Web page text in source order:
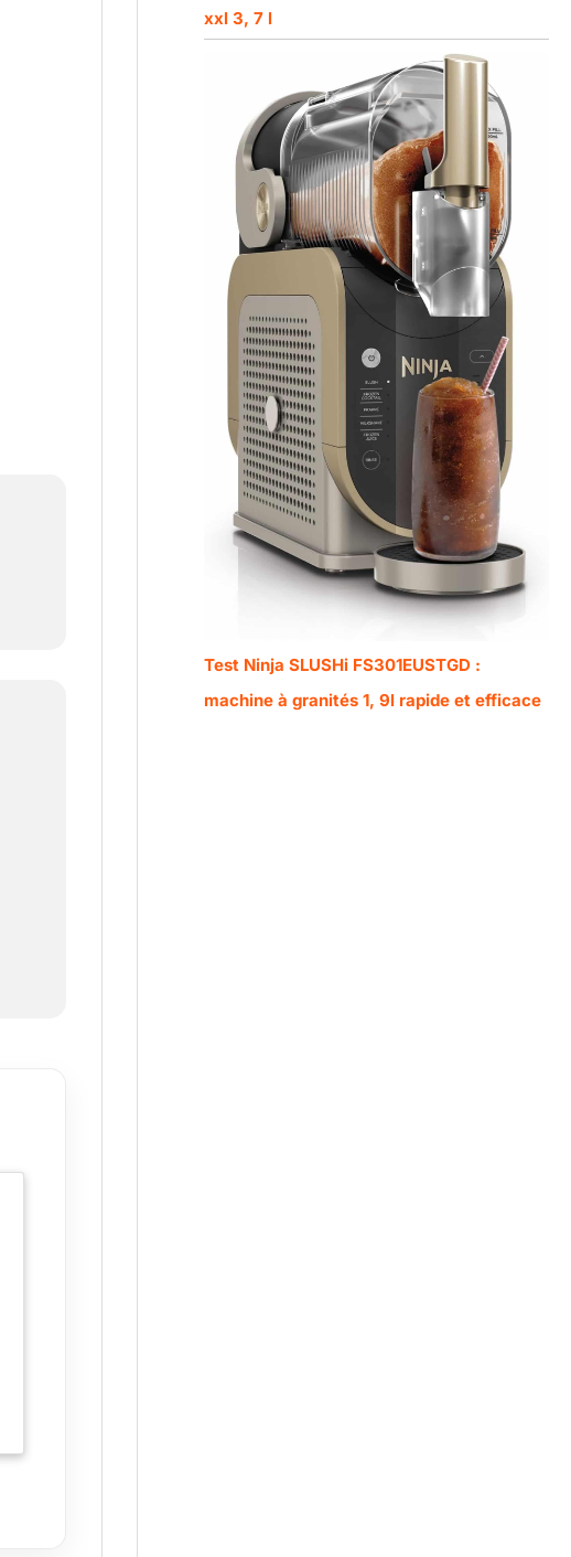
xxl 3, 7 l
Test Ninja SLUSHi FS301EUSTGD :
machine à granités 1, 9l rapide et efficace